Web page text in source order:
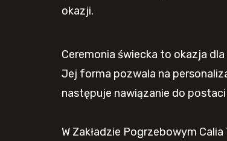
okazji.
Ceremonia świecka to okazja
Jej forma pozwala na
następuje nawiązanie do postaci
W Zakładzie Pogrzebowym